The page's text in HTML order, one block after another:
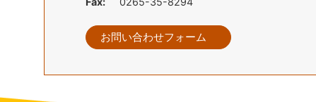
お問い合わせフォーム